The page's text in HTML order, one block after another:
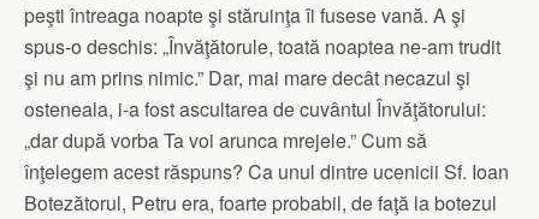
peşti întreaga noapte şi stăruinţa îi fusese vană. A şi
spus-o deschis: „Învăţătorule, toată noaptea ne-am trudit
şi nu am prins nimic.” Dar, mai mare decât necazul şi
osteneala, i-a fost ascultarea de cuvântul Învăţătorului:
„dar după vorba Ta voi arunca mrejele.” Cum să
înţelegem acest răspuns? Ca unul dintre ucenicii Sf. Ioan
Botezătorul, Petru era, foarte probabil, de faţă la botezul